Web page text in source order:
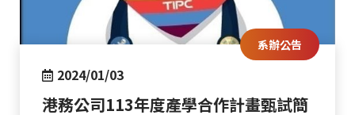
系辦公告
2024/01/03
港務公司113年度產學合作計畫甄試簡